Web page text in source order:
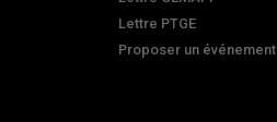
Lettre PTGE
Proposer un événement